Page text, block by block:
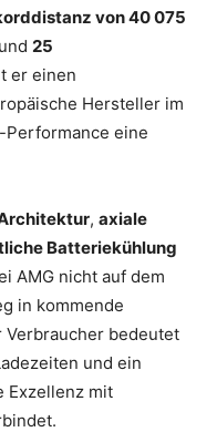
von 40 075
25
er einen
Hersteller im
eine
, axiale
Batteriekühlung
AMG nicht auf dem
in kommende
bedeutet
und ein
Exzellenz mit